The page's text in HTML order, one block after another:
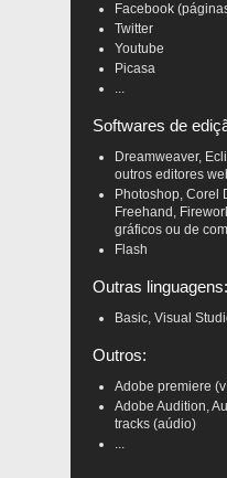
Facebook
Twitter
Youtube
Picasa
...
Softwares de
Dreamweaver,
outros editores
Photoshop, Corel
Freehand,
gráficos ou de
Flash
Outras linguagens:
Basic, Visual
Outros:
Adobe premiere
Adobe Audition,
tracks (aúdio)
...